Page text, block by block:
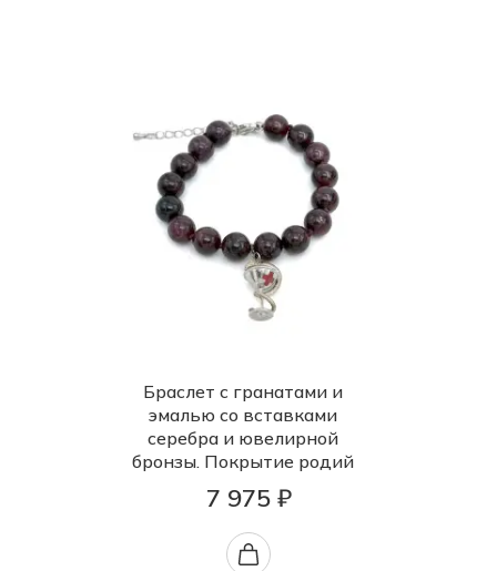
Браслет с гранатами и
эмалью со вставками
серебра и ювелирной
бронзы. Покрытие родий
7 975 ₽